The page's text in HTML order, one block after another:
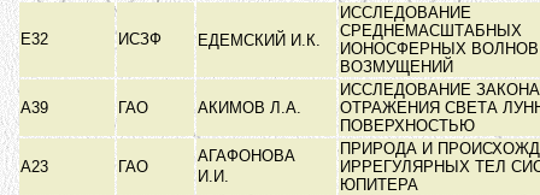
Е32 ИСЗФ ЕДЕМСКИЙ И.К.
ИССЛЕДОВАНИЕ
СРЕДНЕМАСШТАБНЫХ
ИОНОСФЕРНЫХ
ВОЗМУЩЕНИЙ
А39 ГАО АКИМОВ Л.А.
ИССЛЕДОВАНИЕ ЗАКОНА
ОТРАЖЕНИЯ СВЕТА
ПОВЕРХНОСТЬЮ
А23 ГАО
АГАФОНОВА
И.И.
ПРИРОДА И
ИРРЕГУЛЯРНЫХ ТЕЛ
ЮПИТЕРА